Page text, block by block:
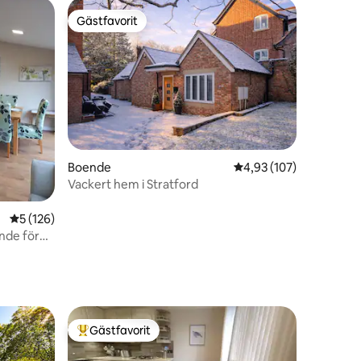
5 av 5 i genomsnittligt betyg, 126 omdömen
5 (126)
för
Gästfavorit
Gästfavorit
Boende 4,93 av 5 i
4,93 (107)
Vackert hem i Stratford
Populär gästfavorit
Gästfavorit